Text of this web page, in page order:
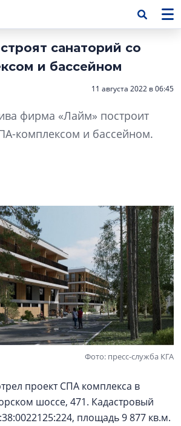
санаторий со
и бассейном
11 августа 2022 в 06:45
фирма «Лайм» построит
комплексом и бассейном.
Фото: пресс-служба КГА
проект СПА комплекса в
шоссе, 471. Кадастровый
площадь 9 877 кв.м.